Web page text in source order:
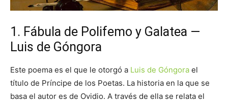
1. Fábula de Polifemo y Galatea —
Luis de Góngora
Este poema es el que le otorgó a Luis de Góngora el
título de Príncipe de los Poetas. La historia en la que se
basa el autor es de Ovidio. A través de ella se relata el